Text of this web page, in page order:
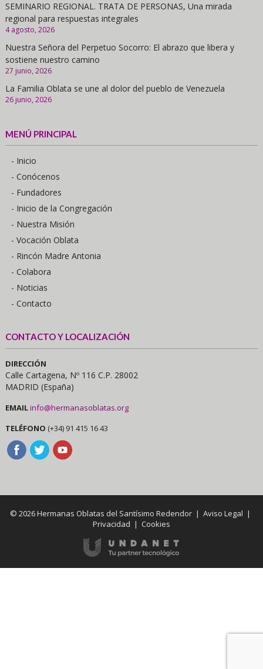
SEMINARIO REGIONAL. TRATA DE PERSONAS, Una mirada
regional para respuestas integrales
4 agosto, 2026
Nuestra Señora del Perpetuo Socorro: El abrazo que libera y
sostiene nuestro camino
27 junio, 2026
La Familia Oblata se une al dolor del pueblo de Venezuela
26 junio, 2026
MENÚ PRINCIPAL
- Inicio
- Conócenos
- Fundadores
- Inicio de la Congregación
- Nuestra Misión
- Vocación Oblata
- Rincón Madre Antonia
- Colabora
- Noticias
- Contacto
CONTACTO Y LOCALIZACIÓN
DIRECCIÓN
Calle Cartagena, Nº 116 C.P. 28002
MADRID (España)
EMAILinfo@hermanasoblatas.org
TELÉFONO (+34) 91 415 16 43
© 2026 Hermanas Oblatas del Santísimo Redendor |Aviso Legal |
Privacidad | Cookies